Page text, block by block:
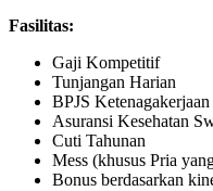
Fasilitas:
Gaji Kompetitif
Tunjangan Harian
BPJS Ketenagakerjaan
Asuransi Kesehatan
Cuti Tahunan
Mess (khusus Pria
Bonus berdasarkan